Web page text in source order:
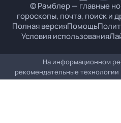
© Рамблер — главные
гороскопы, почта, поиск и
Полная версияПомощь
Условия использования
На информационном
рекомендательные технологии